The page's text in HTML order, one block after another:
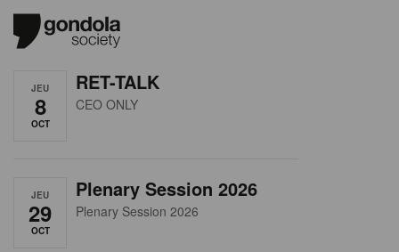
JEU
8
OCT
RET-TALK
CEO ONLY
JEU
29
OCT
Plenary Session 2026
Plenary Session 2026